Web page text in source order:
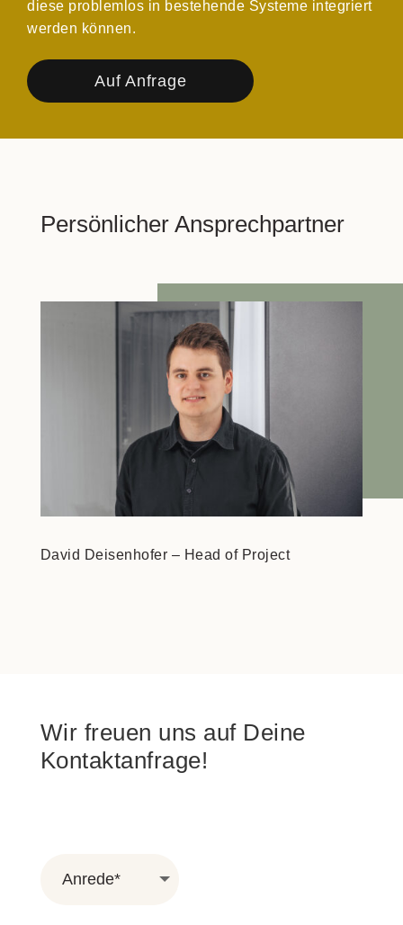
diese problemlos in bestehende Systeme integriert
werden können.
Auf Anfrage
Persönlicher Ansprechpartner
David Deisenhofer – Head of Project
Wir freuen uns auf Deine
Kontaktanfrage!